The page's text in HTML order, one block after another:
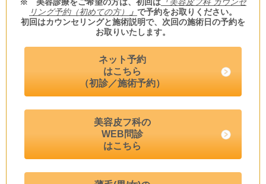
リング予約（初めての方）
」 で予約をお取りください。
初回はカウンセリングと施術説明で、次回の施術日の予約を
お取りいたします。
ネット予約
はこちら
（初診／施術予約）
美容皮フ科の
WEB問診
はこちら